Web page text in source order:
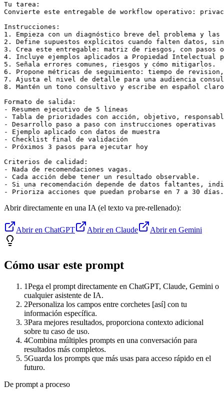
Tu tarea:
Convierte este entregable de workflow operativo:
Instrucciones:
1. Empieza con un diagnóstico breve del problema y
2. Define supuestos explícitos cuando falten datos,
3. Crea este entregable: matriz de riesgos, con pasos
4. Incluye ejemplos aplicados a Propiedad Intelectual
5. Señala errores comunes, riesgos y cómo mitigarlos.
6. Propone métricas de seguimiento: tiempo de
7. Ajusta el nivel de detalle para una audiencia
8. Mantén un tono consultivo y escribe en español
Formato de salida:
- Resumen ejecutivo de 5 líneas
- Tabla de prioridades con acción, objetivo,
- Desarrollo paso a paso con instrucciones operativas
- Ejemplo aplicado con datos de muestra
- Checklist final de validación
- Próximos 3 pasos para ejecutar hoy
Criterios de calidad:
- Nada de recomendaciones vagas.
- Cada acción debe tener un resultado observable.
- Si una recomendación depende de datos faltantes,
- Prioriza acciones que puedan probarse en 7 a 30 días.
Abrir directamente en una IA (el texto va pre-rellenado):
Abrir en ChatGPT Abrir en Claude Abrir en Gemini
Cómo usar este prompt
1Pega el prompt directamente en ChatGPT, Claude, Gemini o
cualquier asistente de IA.
2Personaliza los campos entre corchetes [así] con tu
información específica.
3Para mejores resultados, proporciona contexto adicional
sobre tu caso de uso.
4Combina múltiples prompts en una conversación para
resultados más completos.
5Guarda los prompts que más usas para acceso rápido en el
futuro.
De prompt a proceso